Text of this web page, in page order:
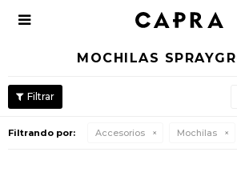

MOCHILAS
Filtrando por: Accesorios Mochilas